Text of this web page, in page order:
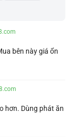
bên này giá ổn
hơn. Dùng phát ăn